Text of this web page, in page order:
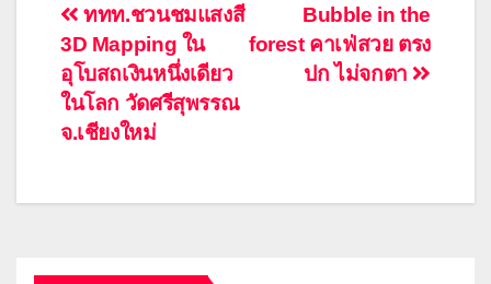
แนะแนว
เรื่อง
Bubble in the
forest คาเฟ่สวย ตรง
ปก ไม่จกตา
ททท.ชวนชมแสงสี
3D Mapping ใน
อุโบสถเงินหนึ่งเดียว
ในโลก วัดศรีสุพรรณ
จ.เชียงใหม่